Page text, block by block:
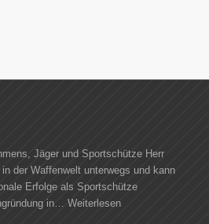
Jäger und Sportschütze Herr
der Waffenwelt unterwegs und kann
Erfolge als Sportschütze
in… Weiterlesen